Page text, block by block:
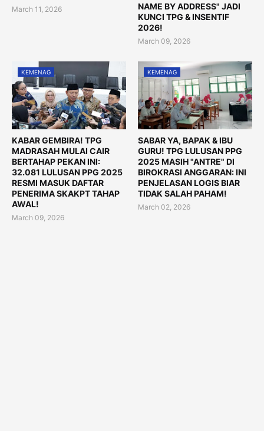
March 11, 2026
NAME BY ADDRESS" JADI
KUNCI TPG & INSENTIF
2026!
March 09, 2026
KEMENAG
KABAR GEMBIRA! TPG
MADRASAH MULAI CAIR
BERTAHAP PEKAN INI:
32.081 LULUSAN PPG 2025
RESMI MASUK DAFTAR
PENERIMA SKAKPT TAHAP
AWAL!
March 09, 2026
KEMENAG
SABAR YA, BAPAK & IBU
GURU! TPG LULUSAN PPG
2025 MASIH "ANTRE" DI
BIROKRASI ANGGARAN: INI
PENJELASAN LOGIS BIAR
TIDAK SALAH PAHAM!
March 02, 2026